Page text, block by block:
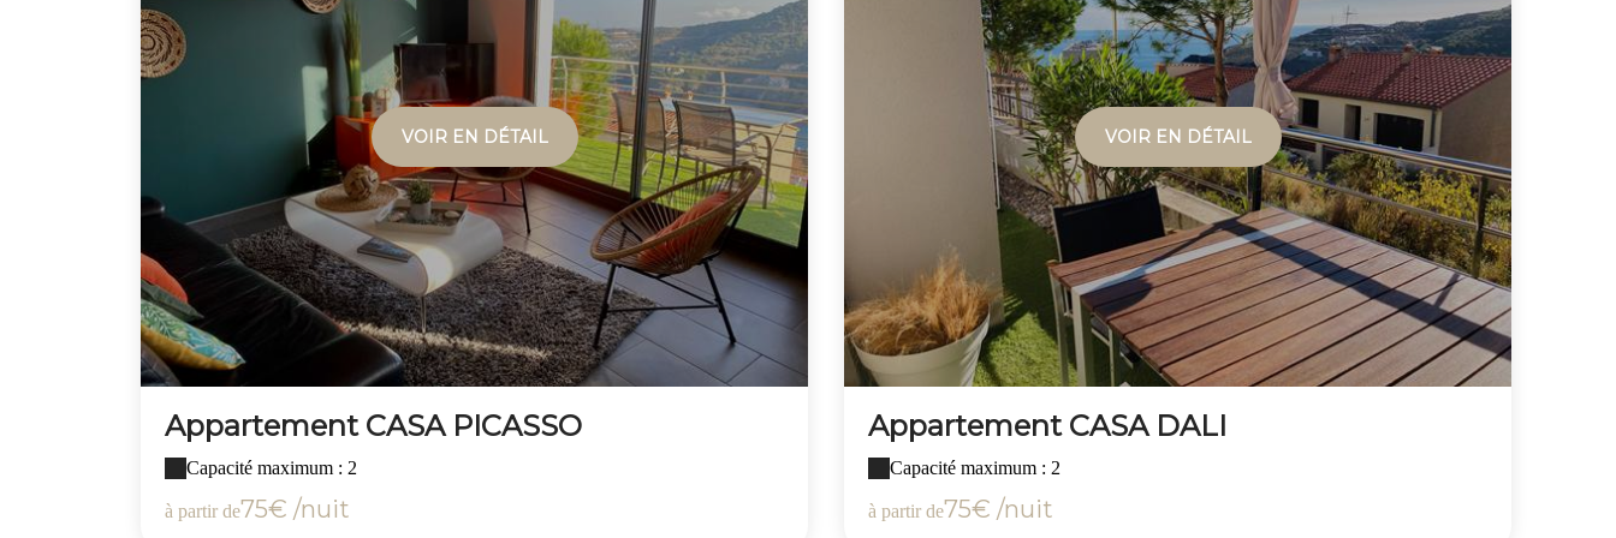
VOIR EN DÉTAIL
Appartement CASA PICASSO
Capacité maximum : 2
à partir de75€ /nuit
VOIR EN DÉTAIL
Appartement CASA DALI
Capacité maximum : 2
à partir de75€ /nuit